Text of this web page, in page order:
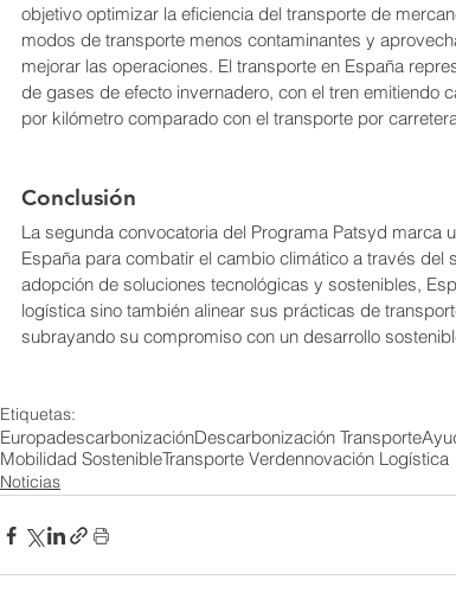
objetivo optimizar la eficiencia del transporte de
modos de transporte menos contaminantes y
mejorar las operaciones. El transporte en España
de gases de efecto invernadero, con el tren emitiendo
por kilómetro comparado con el transporte por
Conclusión
La segunda convocatoria del Programa Patsyd marca
España para combatir el cambio climático a través del
adopción de soluciones tecnológicas y sostenibles,
logística sino también alinear sus prácticas de
subrayando su compromiso con un desarrollo
Etiquetas:
EuropadescarbonizaciónDescarbonización Transporte
Mobilidad SostenibleTransporte Verdennovación Logística
Noticias